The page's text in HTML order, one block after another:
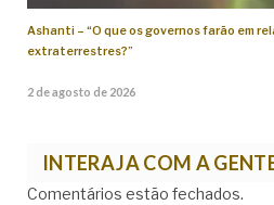
Ashanti – “O que os governos farão em
extraterrestres?”
2 de agosto de 2026
INTERAJA COM A
Comentários estão fechados.